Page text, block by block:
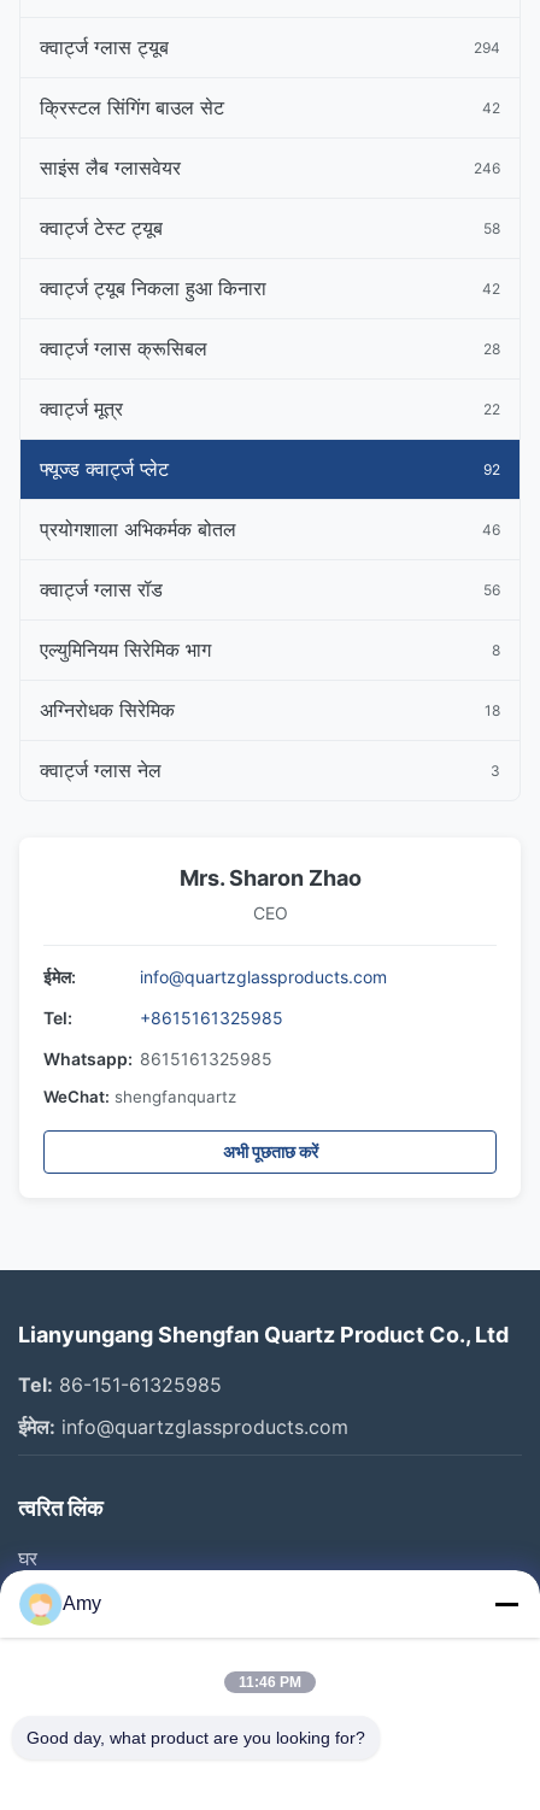
क्वार्ट्ज ग्लास ट्यूब 294
क्रिस्टल सिंगिंग बाउल सेट 42
साइंस लैब ग्लासवेयर 246
क्वार्ट्ज टेस्ट ट्यूब 58
क्वार्ट्ज ट्यूब निकला हुआ किनारा 42
क्वार्ट्ज ग्लास क्रूसिबल 28
क्वार्ट्ज मूत्र 22
फ्यूज्ड क्वार्ट्ज प्लेट 92
प्रयोगशाला अभिकर्मक बोतल 46
क्वार्ट्ज ग्लास रॉड 56
एल्युमिनियम सिरेमिक भाग 8
अग्निरोधक सिरेमिक 18
क्वार्ट्ज ग्लास नेल 3
Mrs. Sharon Zhao
CEO
ईमेल:
info@quartzglassproducts.com
Tel:
+8615161325985
Whatsapp: 8615161325985
WeChat: shengfanquartz
अभी पूछताछ करें
Lianyungang Shengfan Quartz Product Co., Ltd
Tel: 86-151-61325985
ईमेल: info@quartzglassproducts.com
त्वरित लिंक
घर
उत्पाद
वीडियो
कारखाने का दौरा
Amy
11:46 PM
Good day, what product are you looking for?